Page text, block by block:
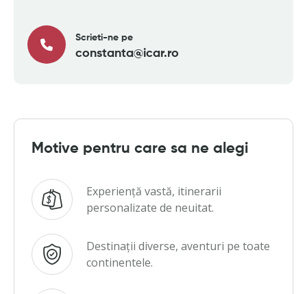
Scrieti-ne pe
constanta@icar.ro
Motive pentru care sa ne alegi
Experiență vastă, itinerarii
personalizate de neuitat.
Destinații diverse, aventuri pe toate
continentele.